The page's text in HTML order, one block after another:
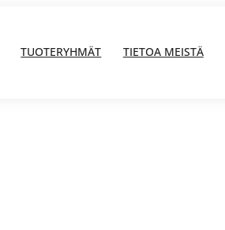
TUOTERYHMÄT TIETOA MEISTÄ